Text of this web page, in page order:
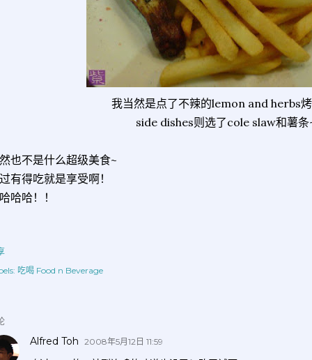
我当然是点了不辣的lemon and herbs
side dishes则选了cole slaw和薯条
也不是什么超级美食~
有得吃就是享受啊！
哈哈！！
吃喝 Food n Beverage
Alfred Toh 2008年5月12日 11:59